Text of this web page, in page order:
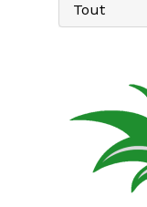
Tout